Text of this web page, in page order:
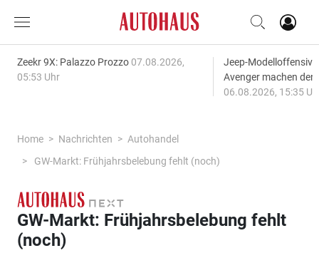
Zeekr 9X: Palazzo Prozzo 07.08.2026,
05:53 Uhr
Jeep-
Avenger machen
06.08.2026, 15:35
Home Nachrichten
Autohandel
GW-Markt: Frühjahrsbelebung fehlt (noch)
GW-Markt: Frühjahrsbelebung fehlt
(noch)